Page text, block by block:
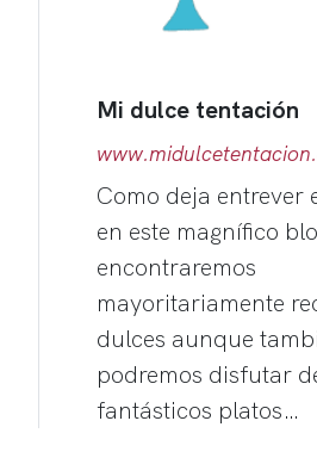
Mi dulce tentación
Como deja entrever
en este magnífico
encontraremos
mayoritariamente
dulces aunque
podremos disfutar
fantásticos platos…